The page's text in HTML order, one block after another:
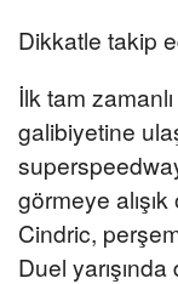
Dikkatle takip
İlk tam
galibiyetine
görmeye
Cindric,
Duel